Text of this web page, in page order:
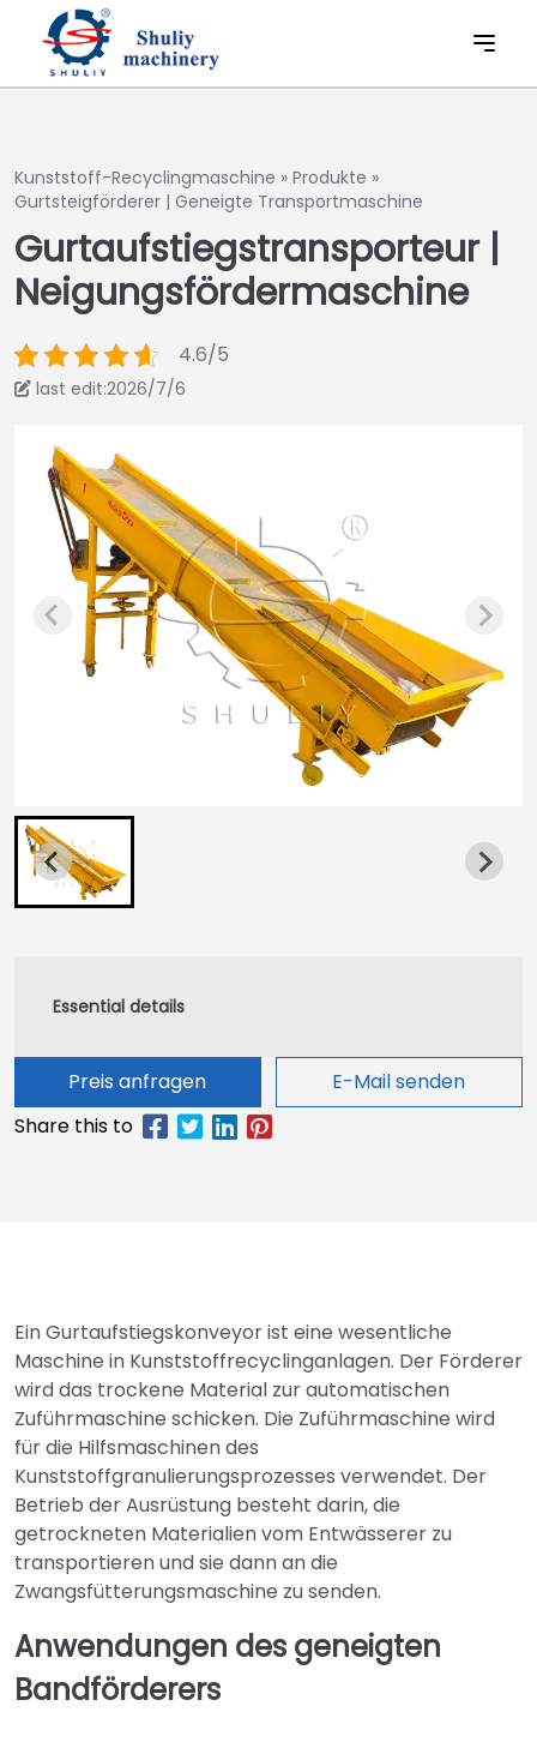
Kunststoff-Recyclingmaschine » Produkte »
Gurtsteigförderer | Geneigte Transportmaschine
Gurtaufstiegstransporteur |
Neigungsfördermaschine
4.6/5
last edit:2026/7/6
Preis anfragen E-Mail senden
Ein Gurtaufstiegskonveyor ist eine wesentliche
Maschine in Kunststoffrecyclinganlagen. Der Förderer
wird das trockene Material zur automatischen
Zuführmaschine schicken. Die Zuführmaschine wird
für die Hilfsmaschinen des
Kunststoffgranulierungsprozesses verwendet. Der
Betrieb der Ausrüstung besteht darin, die
getrockneten Materialien vom Entwässerer zu
transportieren und sie dann an die
Zwangsfütterungsmaschine zu senden.
Anwendungen des geneigten
Bandförderers